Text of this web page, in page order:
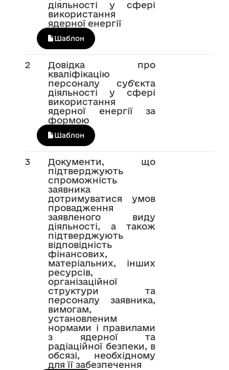
діяльності у сфері
використання
ядерної енергії
Шаблон
2
Довідка про
кваліфікацію
персоналу суб'єкта
діяльності у сфері
використання
ядерної енергії за
формою
Шаблон
3
Документи, що
підтверджують
спроможність
заявника
дотримуватися умов
провадження
заявленого виду
діяльності, а також
підтверджують
відповідність
фінансових,
матеріальних, інших
ресурсів,
організаційної
структури та
персоналу заявника,
вимогам,
установленим
нормами і правилами
з ядерної та
радіаційної безпеки, в
обсязі, необхідному
для її забезпечення